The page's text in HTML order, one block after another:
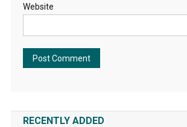
Website
RECENTLY ADDED